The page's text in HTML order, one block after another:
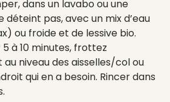
dans un lavabo ou une
déteint pas, avec un mix d’eau
ou froide et de lessive bio.
5 à 10 minutes, frottez
niveau des aisselles/col ou
qui en a besoin. Rincer dans